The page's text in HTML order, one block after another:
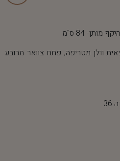
וולן מטריפה, פתח צוואר מרובע